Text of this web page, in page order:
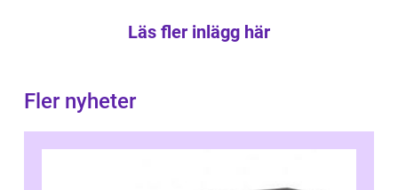
Läs fler inlägg här
Fler nyheter